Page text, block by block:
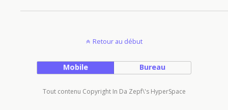
Retour au début
Mobile Bureau
Tout contenu Copyright In Da Zepf\'s HyperSpace